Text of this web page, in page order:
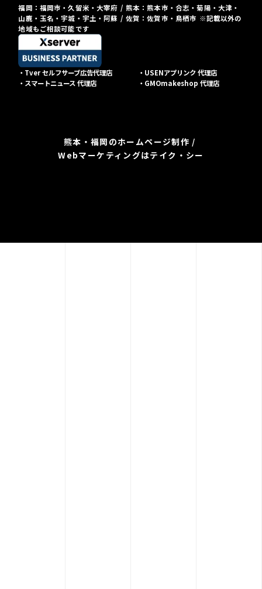
福岡：福岡市・久留米・大宰府 / 熊本：熊本市・合志・菊陽・大津・
山鹿・玉名・宇城・宇土・阿蘇 / 佐賀：佐賀市・鳥栖市 ※記載以外の
地域もご相談可能です
・Tver セルフサーブ広告代理店
・USENアプリンク 代理店
・スマートニュース 代理店
・GMOmakeshop 代理店
熊本・福岡のホームページ制作 /
Webマーケティングはテイク・シー